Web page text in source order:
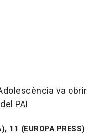
va obrir
PAI
11 (EUROPA PRESS)